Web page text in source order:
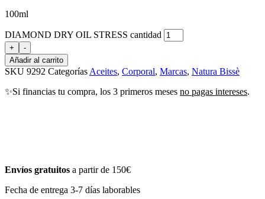
100ml
DIAMOND DRY OIL STRESS cantidad
+
-
Añadir al carrito
SKU 9292 Categorías Aceites, Corporal, Marcas, Natura Bissè
✨Si financias tu compra, los 3 primeros meses no pagas intereses.
Envíos gratuitos a partir de 150€
Fecha de entrega 3-7 días laborables